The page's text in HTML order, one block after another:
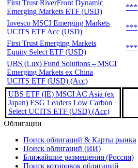
VictoryShares USAA MSCI
Emerging Markets Value
Momentum ETF (USD)
First Trust RiverFront Dynamic
Emerging Markets ETF (USD)
Invesco MSCI Emerging Markets
UCITS ETF Acc (USD)
First Trust Emerging Markets
Equity Select ETF (USD)
UBS (Lux) Fund Solutions – MSCI
Emerging Markets ex China
UCITS ETF (USD) (Acc)
UBS ETF (IE) MSCI AC Asia (ex
Japan) ESG Leaders Low Carbon
Select UCITS ETF (USD) (Acc)
Облигации